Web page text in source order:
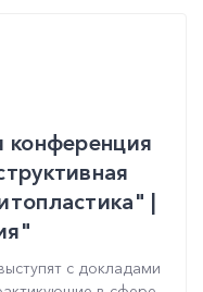
конференция
|
с докладами